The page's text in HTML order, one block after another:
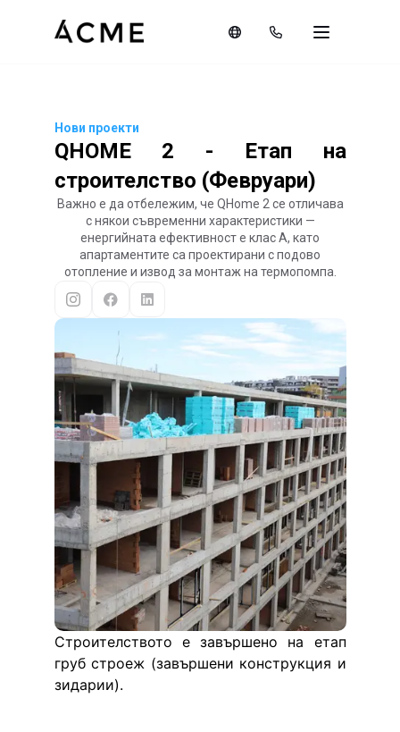
Нови проекти
QHOME 2 - Етап на
строителство (Февруари)
Важно е да отбележим, че QHome 2 се отличава
с някои съвременни характеристики —
енергийната ефективност е клас A, като
апартаментите са проектирани с подово
отопление и извод за монтаж на термопомпа.
Строителството е завършено на етап
груб строеж (завършени конструкция и
зидарии).